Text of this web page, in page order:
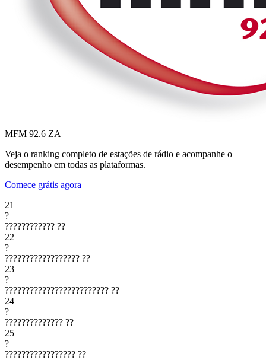
MFM 92.6 ZA
Veja o ranking completo de estações de rádio e acompanhe o
desempenho em todas as plataformas.
Comece grátis agora
21
?
???????????? ??
22
?
?????????????????? ??
23
?
????????????????????????? ??
24
?
?????????????? ??
25
?
????????????????? ??